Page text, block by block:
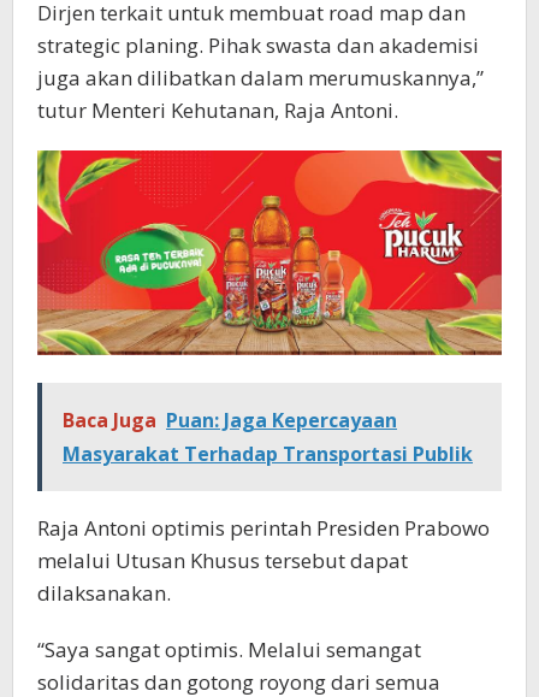
Dirjen terkait untuk membuat road map dan
strategic planing. Pihak swasta dan akademisi
juga akan dilibatkan dalam merumuskannya,”
tutur Menteri Kehutanan, Raja Antoni.
Baca Juga Puan: Jaga Kepercayaan
Masyarakat Terhadap Transportasi Publik
Raja Antoni optimis perintah Presiden Prabowo
melalui Utusan Khusus tersebut dapat
dilaksanakan.
“Saya sangat optimis. Melalui semangat
solidaritas dan gotong royong dari semua